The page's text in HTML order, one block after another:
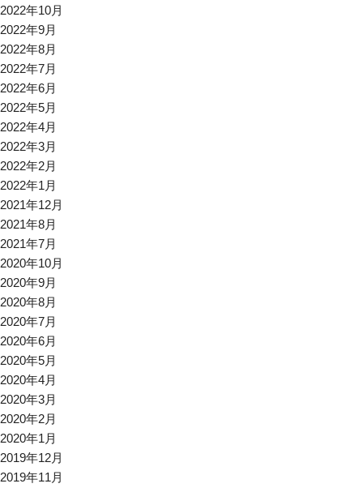
2022年10月
2022年9月
2022年8月
2022年7月
2022年6月
2022年5月
2022年4月
2022年3月
2022年2月
2022年1月
2021年12月
2021年8月
2021年7月
2020年10月
2020年9月
2020年8月
2020年7月
2020年6月
2020年5月
2020年4月
2020年3月
2020年2月
2020年1月
2019年12月
2019年11月